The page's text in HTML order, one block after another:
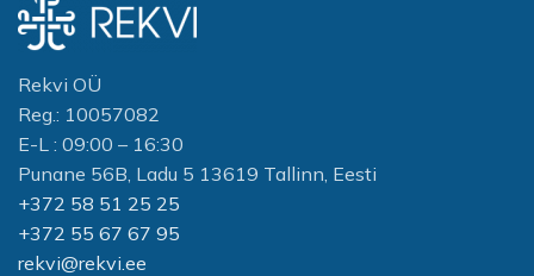
Rekvi OÜ
Reg.: 10057082
E-L : 09:00 – 16:30
Punane 56B, Ladu 5 13619 Tallinn, Eesti
+372 58 51 25 25
+372 55 67 67 95
rekvi@rekvi.ee